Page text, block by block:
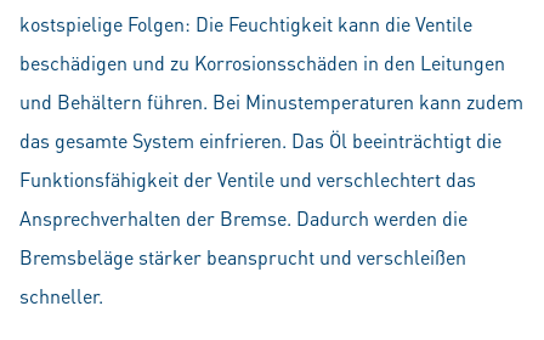
kostspielige Folgen: Die Feuchtigkeit kann die Ventile
beschädigen und zu Korrosionsschäden in den Leitungen
und Behältern führen. Bei Minustemperaturen kann zudem
das gesamte System einfrieren. Das Öl beeinträchtigt die
Funktionsfähigkeit der Ventile und verschlechtert das
Ansprechverhalten der Bremse. Dadurch werden die
Bremsbeläge stärker beansprucht und verschleißen
schneller.